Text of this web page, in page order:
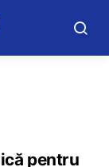
pentru